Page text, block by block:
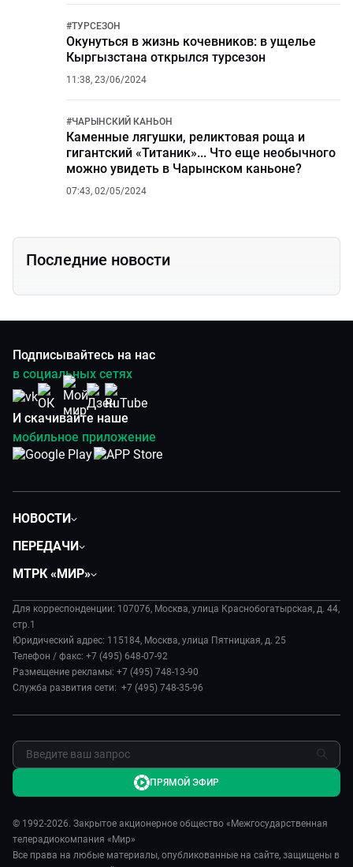
#ТУРСЕЗОН
Окунуться в жизнь кочевников: в ущелье
Кыргызстана открылся турсезон
11:38, 23/06/2024
#ЧАРЫНСКИЙ КАНЬОН
Каменные лягушки, реликтовая роща и
гигантский «Титаник»... Что еще необычного
можно увидеть в Чарынском каньоне?
07:43, 02/05/2024
Последние новости
Подписывайтесь на нас
в социальных сетях
И скачивайте наше
мобильное приложение
НОВОСТИ
Экономика
Происшествия
Наука и технологии
Культура
Спорт
ПЕРЕДАЧИ
Евразия. Культурно
Евразия. Регионы
Наши иностранцы
Пять причин поехать в...
Я – волонтер
МТРК «МИР»
История
Руководство
Лица мира
Новости
Реклама
Обратная связь
Для корреспонденции: 107076, Москва, улица Краснобогатырская, д. 44,
стр.1
Юридический адрес: 115184, Москва, улица Пятницкая, д. 25
Телефон / факс: +7 (495) 648-07-92
Размещение рекламы: +7 (495) 748-13-90
Служба развития сети: +7 (495) 748-35-96
© 1992-2026. Закрытое акционерное общество «Межгосударственная
телерадиокомпания «Мир»
Все права на любые материалы, опубликованные на сайте, защищены в
ПРЯМОЙ ЭФИР